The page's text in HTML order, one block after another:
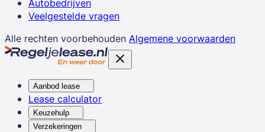
Autobedrijven
Veelgestelde vragen
Alle rechten voorbehouden Algemene voorwaarden
Aanbod lease
Lease calculator
Keuzehulp
Verzekeringen